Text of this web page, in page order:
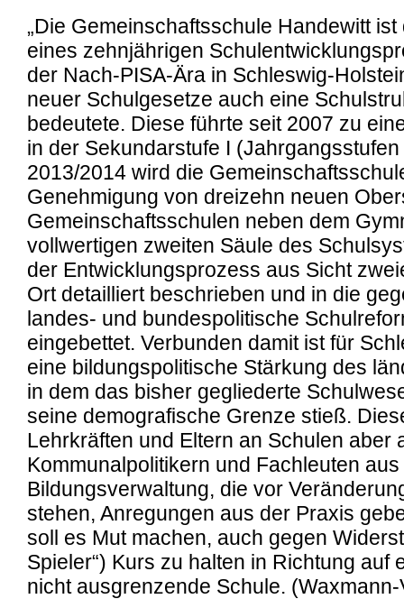
„Die Gemeinschaftsschule Handewitt
eines zehnjährigen
der Nach-PISA-Ära in Schleswig-
neuer Schulgesetze auch eine
bedeutete. Diese führte seit 2007 zu
in der Sekundarstufe I
2013/2014 wird die
Genehmigung von dreizehn neuen
Gemeinschaftsschulen neben dem
vollwertigen zweiten Säule des
der Entwicklungsprozess aus Sicht
Ort detailliert beschrieben und in die
landes- und bundespolitische
eingebettet. Verbunden damit ist für
eine bildungspolitische Stärkung des
in dem das bisher gegliederte
seine demografische Grenze stieß.
Lehrkräften und Eltern an Schulen aber
Kommunalpolitikern und Fachleuten
Bildungsverwaltung, die vor
stehen, Anregungen aus der Praxis
soll es Mut machen, auch gegen
Spieler“) Kurs zu halten in Richtung auf
nicht ausgrenzende Schule. (Waxmann-